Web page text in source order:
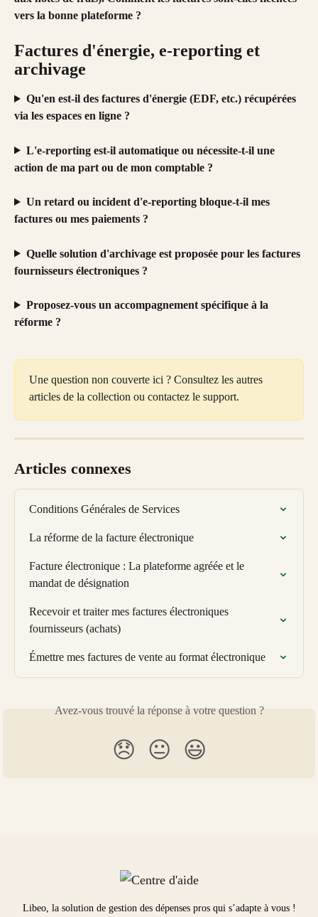
vers la bonne plateforme ?
Factures d'énergie, e-reporting et
archivage
Qu'en est-il des factures d'énergie (EDF, etc.) récupérées
via les espaces en ligne ?
L'e-reporting est-il automatique ou nécessite-t-il une
action de ma part ou de mon comptable ?
Un retard ou incident d'e-reporting bloque-t-il mes
factures ou mes paiements ?
Quelle solution d'archivage est proposée pour les factures
fournisseurs électroniques ?
Proposez-vous un accompagnement spécifique à la
réforme ?
Une question non couverte ici ? Consultez les autres
articles de la collection ou contactez le support.
Articles connexes
Conditions Générales de Services
La réforme de la facture électronique
Facture électronique : La plateforme agréée et le
mandat de désignation
Recevoir et traiter mes factures électroniques
fournisseurs (achats)
Émettre mes factures de vente au format électronique
Avez-vous trouvé la réponse à votre question ?
😞 😐 😃
Libeo, la solution de gestion des dépenses pros qui s’adapte à vous !